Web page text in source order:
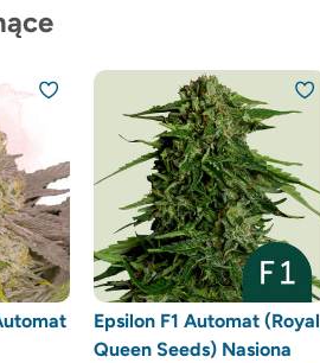
Epsilon F1 Automat (Royal
Queen Seeds) Nasiona